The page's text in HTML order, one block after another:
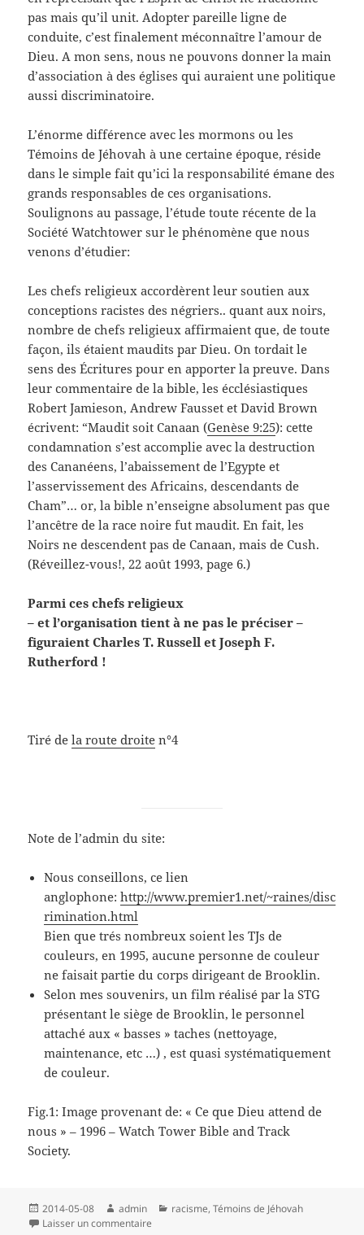
pas mais qu’il unit. Adopter pareille ligne de
conduite, c’est finalement méconnaître l’amour de
Dieu. A mon sens, nous ne pouvons donner la main
d’association à des églises qui auraient une politique
aussi discriminatoire.
L’énorme différence avec les mormons ou les
Témoins de Jéhovah à une certaine époque, réside
dans le simple fait qu’ici la responsabilité émane des
grands responsables de ces organisations.
Soulignons au passage, l’étude toute récente de la
Société Watchtower sur le phénomène que nous
venons d’étudier:
Les chefs religieux accordèrent leur soutien aux
conceptions racistes des négriers.. quant aux noirs,
nombre de chefs religieux affirmaient que, de toute
façon, ils étaient maudits par Dieu. On tordait le
sens des Écritures pour en apporter la preuve. Dans
leur commentaire de la bible, les écclésiastiques
Robert Jamieson, Andrew Fausset et David Brown
écrivent: “Maudit soit Canaan (Genèse 9:25): cette
condamnation s’est accomplie avec la destruction
des Cananéens, l’abaissement de l’Egypte et
l’asservissement des Africains, descendants de
Cham”… or, la bible n’enseigne absolument pas que
l’ancêtre de la race noire fut maudit. En fait, les
Noirs ne descendent pas de Canaan, mais de Cush.
(Réveillez-vous!, 22 août 1993, page 6.)
Parmi ces chefs religieux
– et l’organisation tient à ne pas le préciser –
figuraient Charles T. Russell et Joseph F.
Rutherford !
Tiré dela route droite n°4
Note de l’admin du site:
Nous conseillons, ce lien
anglophone:http://www.premier1.net/~raines/disc
rimination.html
Bien que trés nombreux soient les TJs de
couleurs, en 1995, aucune personne de couleur
ne faisait partie du corps dirigeant de Brooklin.
Selon mes souvenirs, un film réalisé par la STG
présentant le siège de Brooklin, le personnel
attaché aux « basses » taches (nettoyage,
maintenance, etc …) , est quasi systématiquement
de couleur.
Fig.1: Image provenant de: « Ce que Dieu attend de
nous » – 1996 – Watch Tower Bible and Track
Society.
Publié
le
2014-05-08 Auteur
admin Catégories
racisme,Témoins de Jéhovah
Laisser un commentaire